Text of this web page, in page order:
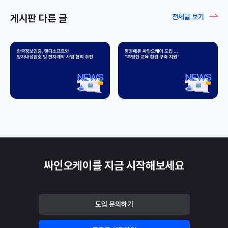
게시판 다른 글 전체글 보기
싸인오케이를 지금 시작해보세요
도입 문의하기